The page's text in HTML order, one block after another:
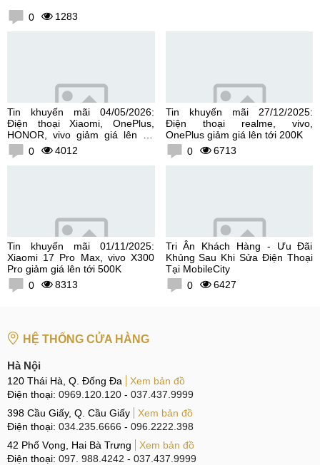
0 1283
Tin khuyến mãi 04/05/2026:
Điện thoại Xiaomi, OnePlus,
HONOR, vivo giảm giá lên tới
300K0 4012
Tin khuyến mãi 27/12/2025:
Điện thoại realme, vivo,
OnePlus giảm giá lên tới 200K
0
6713
Tin khuyến mãi 01/11/2025:
Xiaomi 17 Pro Max, vivo X300
Pro giảm giá lên tới 500K
0
8313
Tri Ân Khách Hàng - Ưu Đãi
Khủng Sau Khi Sửa Điện Thoại
Tại MobileCity
0
6427
HỆ THỐNG CỬA HÀNG
Hà Nội
120 Thái Hà, Q. Đống Đa
Xem bản đồ
Điện thoại: 0969.120.120 - 037.437.9999
398 Cầu Giấy, Q. Cầu Giấy
Xem bản đồ
Điện thoại: 034.235.6666 - 096.2222.398
42 Phố Vọng, Hai Bà Trưng
Xem bản đồ
Điện thoại: 097. 988.4242 - 037.437.9999